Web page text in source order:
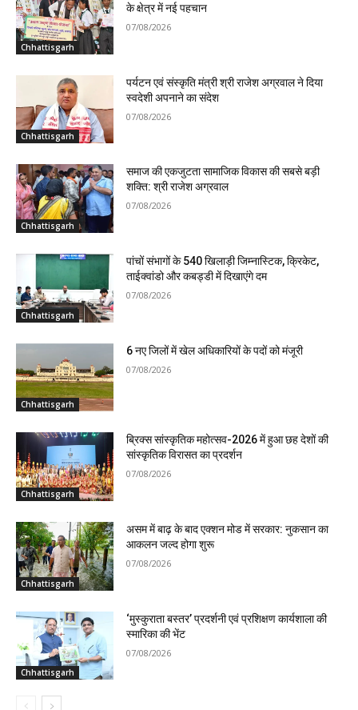
Chhattisgarh
के क्षेत्र में नई पहचान
07/08/2026
Chhattisgarh
पर्यटन एवं संस्कृति मंत्री श्री राजेश अग्रवाल ने दिया
स्वदेशी अपनाने का संदेश
07/08/2026
Chhattisgarh
समाज की एकजुटता सामाजिक विकास की सबसे बड़ी
शक्ति: श्री राजेश अग्रवाल
07/08/2026
Chhattisgarh
पांचों संभागों के 540 खिलाड़ी जिम्नास्टिक, क्रिकेट,
ताईक्वांडो और कबड्डी में दिखाएंगे दम
07/08/2026
Chhattisgarh
6 नए जिलों में खेल अधिकारियों के पदों को मंजूरी
07/08/2026
Chhattisgarh
ब्रिक्स सांस्कृतिक महोत्सव-2026 में हुआ छह देशों की
सांस्कृतिक विरासत का प्रदर्शन
07/08/2026
Chhattisgarh
असम में बाढ़ के बाद एक्शन मोड में सरकार: नुकसान का
आकलन जल्द होगा शुरू
07/08/2026
Chhattisgarh
‘मुस्कुराता बस्तर’ प्रदर्शनी एवं प्रशिक्षण कार्यशाला की
स्मारिका की भेंट
07/08/2026